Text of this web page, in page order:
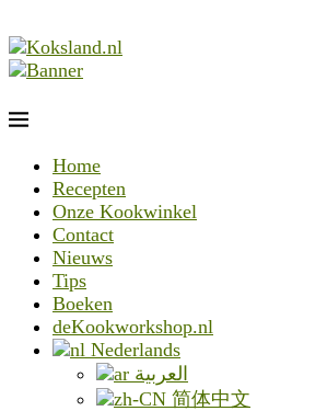
Home
Recepten
Onze Kookwinkel
Contact
Nieuws
Tips
Boeken
deKookworkshop.nl
Nederlands
العربية
简体中文